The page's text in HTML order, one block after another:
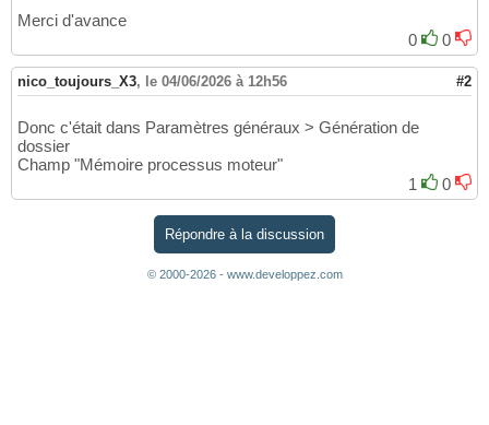
Merci d'avance
0
0
nico_toujours_X3, le 04/06/2026 à 12h56 #2
Donc c'était dans Paramètres généraux > Génération de
dossier
Champ "Mémoire processus moteur"
1
0
Répondre à la discussion
© 2000-2026 - www.developpez.com